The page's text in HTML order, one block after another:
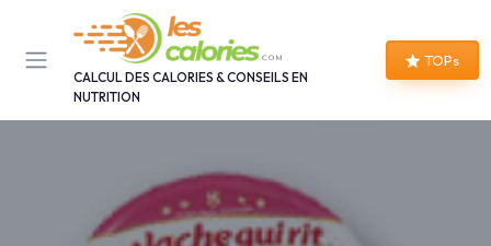
CALCUL DES CALORIES & CONSEILS EN
NUTRITION
TOPs
Panneau de gestion des cookies